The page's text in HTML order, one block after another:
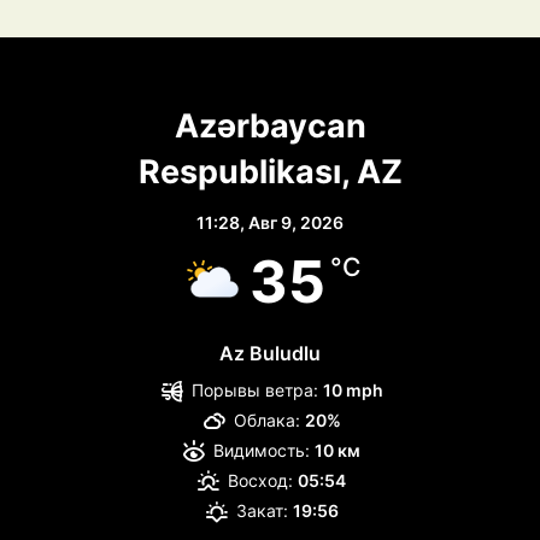
Azərbaycan
Respublikası, AZ
11:28, Авг 9, 2026
35 °C
Az Buludlu
Порывы ветра: 10 mph
Облака: 20%
Видимость: 10 км
Восход: 05:54
Закат: 19:56